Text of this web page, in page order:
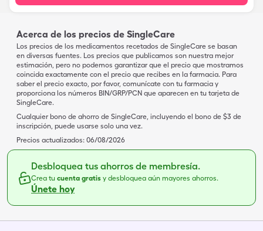
Acerca de los precios de SingleCare
Los precios de los medicamentos recetados de SingleCare se basan
en diversas fuentes. Los precios que publicamos son nuestra mejor
estimación, pero no podemos garantizar que el precio que mostramos
coincida exactamente con el precio que recibes en la farmacia. Para
saber el precio exacto, por favor, comunícate con tu farmacia y
proporciona los números BIN/GRP/PCN que aparecen en tu tarjeta de
SingleCare.
Cualquier bono de ahorro de SingleCare, incluyendo el bono de $3 de
inscripción, puede usarse solo una vez.
Precios actualizados: 06/08/2026
Desbloquea tus ahorros de membresía.
Crea tu cuenta gratis y desbloquea aún mayores ahorros.
Únete hoy